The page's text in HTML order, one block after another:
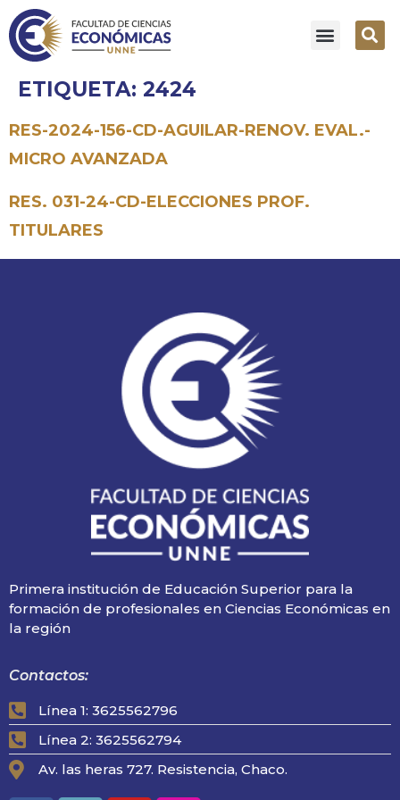
ETIQUETA: 2424
RES-2024-156-CD-AGUILAR-RENOV. EVAL.-
MICRO AVANZADA
RES. 031-24-CD-ELECCIONES PROF.
TITULARES
Primera institución de Educación Superior para la
formación de profesionales en Ciencias Económicas en
la región
Contactos:
Línea 1: 3625562796
Línea 2: 3625562794
Av. las heras 727. Resistencia, Chaco.